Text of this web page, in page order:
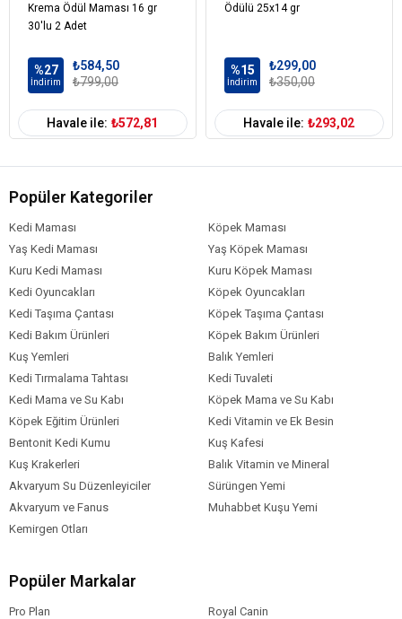
Krema Ödül Maması 16 gr
30'lu 2 Adet
%27
İndirim
₺584,50
₺799,00
Havale ile: ₺572,81
Ödülü 25x14 gr
%15
İndirim
₺299,00
₺350,00
Havale ile: ₺293,02
Popüler Kategoriler
Kedi Maması
Köpek Maması
Yaş Kedi Maması
Yaş Köpek Maması
Kuru Kedi Maması
Kuru Köpek Maması
Kedi Oyuncakları
Köpek Oyuncakları
Kedi Taşıma Çantası
Köpek Taşıma Çantası
Kedi Bakım Ürünleri
Köpek Bakım Ürünleri
Kuş Yemleri
Balık Yemleri
Kedi Tırmalama Tahtası
Kedi Tuvaleti
Kedi Mama ve Su Kabı
Köpek Mama ve Su Kabı
Köpek Eğitim Ürünleri
Kedi Vitamin ve Ek Besin
Bentonit Kedi Kumu
Kuş Kafesi
Kuş Krakerleri
Balık Vitamin ve Mineral
Akvaryum Su Düzenleyiciler
Sürüngen Yemi
Akvaryum ve Fanus
Muhabbet Kuşu Yemi
Kemirgen Otları
Popüler Markalar
Pro Plan
Royal Canin